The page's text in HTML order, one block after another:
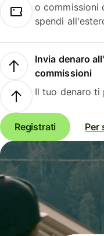
o commissioni
spendi
Invia denaro
commissioni
Il tuo denaro ti
Registrati Per